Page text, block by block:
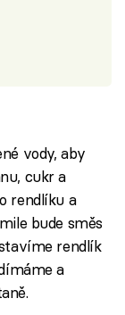
vody, aby
cukr a
rendlíku a
bude směs
rendlík
a